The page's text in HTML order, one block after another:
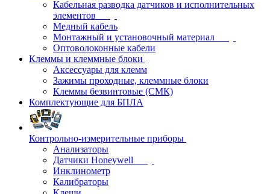
Кабельная разводка датчиков и исполнительных
элементов
Медный кабель
Монтажный и установочный материал
Оптоволоконные кабели
Клеммы и клеммные блоки
Аксессуары для клемм
Зажимы проходные, клеммные блоки
Клеммы безвинтовые (СМК)
Комплектующие для БПЛА
Контрольно-измерительные приборы
Анализаторы
Датчики Honeywell
Инклинометр
Калибраторы